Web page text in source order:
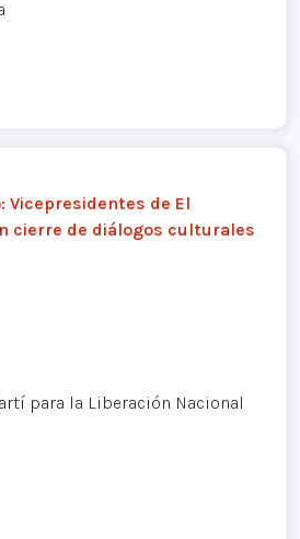
de El
cierre de diálogos culturales
para la Liberación Nacional